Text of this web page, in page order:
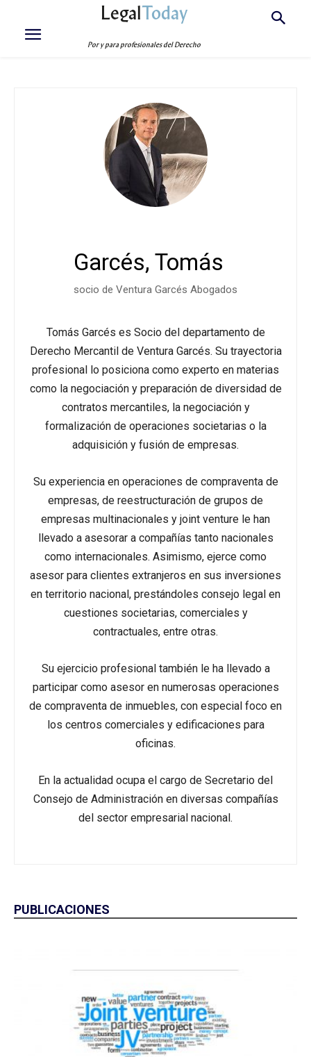
LegalToday
Por y para profesionales del Derecho
Garcés, Tomás
socio de Ventura Garcés Abogados
Tomás Garcés es Socio del departamento de
Derecho Mercantil de Ventura Garcés. Su trayectoria
profesional lo posiciona como experto en materias
como la negociación y preparación de diversidad de
contratos mercantiles, la negociación y
formalización de operaciones societarias o la
adquisición y fusión de empresas.
Su experiencia en operaciones de compraventa de
empresas, de reestructuración de grupos de
empresas multinacionales y joint venture le han
llevado a asesorar a compañías tanto nacionales
como internacionales. Asimismo, ejerce como
asesor para clientes extranjeros en sus inversiones
en territorio nacional, prestándoles consejo legal en
cuestiones societarias, comerciales y
contractuales, entre otras.
Su ejercicio profesional también le ha llevado a
participar como asesor en numerosas operaciones
de compraventa de inmuebles, con especial foco en
los centros comerciales y edificaciones para
oficinas.
En la actualidad ocupa el cargo de Secretario del
Consejo de Administración en diversas compañías
del sector empresarial nacional.
PUBLICACIONES